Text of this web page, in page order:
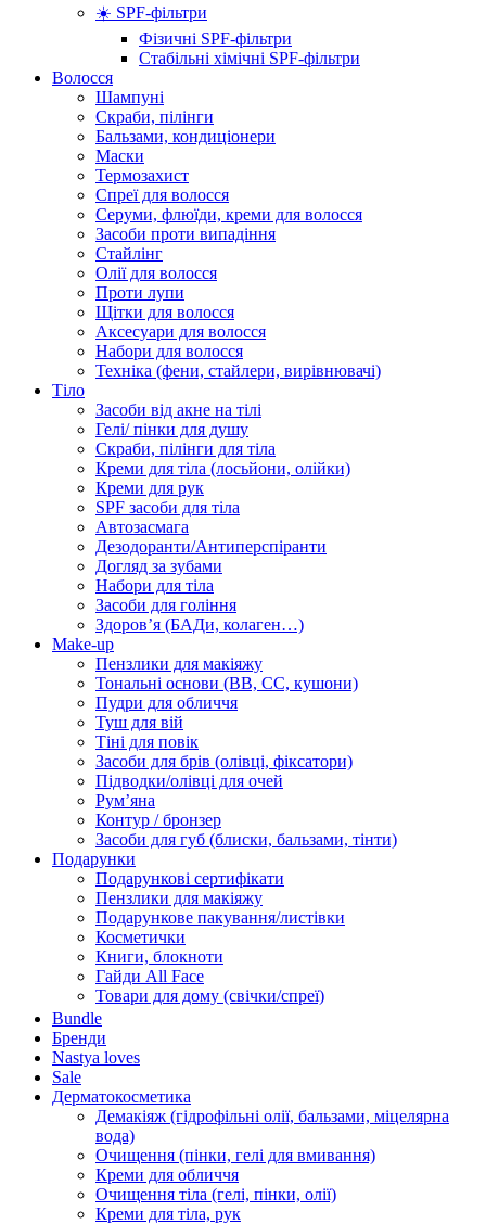
☀️ SPF-фільтри
Фізичні SPF-фільтри
Стабільні хімічні SPF-фільтри
Волосся
Шампуні
Скраби, пілінги
Бальзами, кондиціонери
Маски
Термозахист
Спреї для волосся
Серуми, флюїди, креми для волосся
Засоби проти випадіння
Стайлінг
Олії для волосся
Проти лупи
Щітки для волосся
Аксесуари для волосся
Набори для волосся
Техніка (фени, стайлери, вирівнювачі)
Тіло
Засоби від акне на тілі
Гелі/ пінки для душу
Скраби, пілінги для тіла
Креми для тіла (лосьйони, олійки)
Креми для рук
SPF засоби для тіла
Автозасмага
Дезодоранти/Антиперспіранти
Догляд за зубами
Набори для тіла
Засоби для гоління
Здоровʼя (БАДи, колаген…)
Make-up
Пензлики для макіяжу
Тональні основи (BB, CC, кушони)
Пудри для обличчя
Туш для вій
Тіні для повік
Засоби для брів (олівці, фіксатори)
Підводки/олівці для очей
Румʼяна
Контур / бронзер
Засоби для губ (блиски, бальзами, тінти)
Подарунки
Подарункові сертифікати
Пензлики для макіяжу
Подарункове пакування/листівки
Косметички
Книги, блокноти
Гайди All Face
Товари для дому (свічки/спреї)
Bundle
Бренди
Nastya loves
Sale
Дерматокосметика
Демакіяж (гідрофільні олії, бальзами, міцелярна
вода)
Очищення (пінки, гелі для вмивання)
Креми для обличчя
Очищення тіла (гелі, пінки, олії)
Креми для тіла, рук